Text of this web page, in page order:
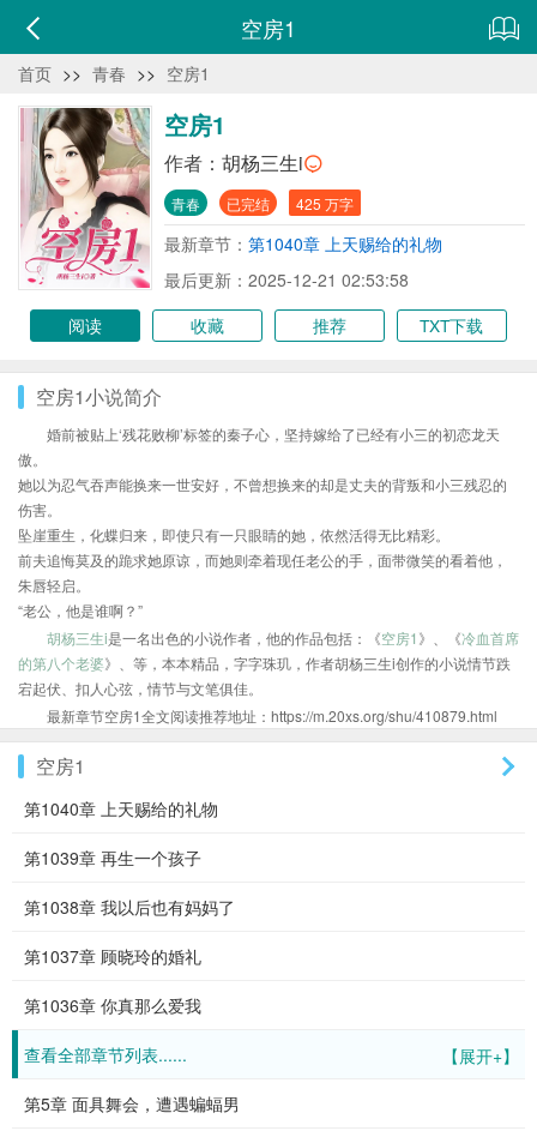
空房1
首页 >> 青春 >> 空房1
空房1
作者： 胡杨三生i
青春 已完结 425 万字
最新章节： 第1040章 上天赐给的礼物
最后更新：2025-12-21 02:53:58
阅读
收藏 推荐 TXT下载
空房1小说简介
婚前被贴上‘残花败柳’标签的秦子心，坚持嫁给了已经有小三的初恋龙天
傲。
她以为忍气吞声能换来一世安好，不曾想换来的却是丈夫的背叛和小三残忍的
伤害。
坠崖重生，化蝶归来，即使只有一只眼睛的她，依然活得无比精彩。
前夫追悔莫及的跪求她原谅，而她则牵着现任老公的手，面带微笑的看着他，
朱唇轻启。
“老公，他是谁啊？”
胡杨三生i是一名出色的小说作者，他的作品包括：《空房1 》、《冷血首席
的第八个老婆》、等，本本精品，字字珠玑，作者胡杨三生i创作的小说情节跌
宕起伏、扣人心弦，情节与文笔俱佳。
最新章节空房1全文阅读推荐地址：https://m.20xs.org/shu/410879.html
空房1
第1040章 上天赐给的礼物
第1039章 再生一个孩子
第1038章 我以后也有妈妈了
第1037章 顾晓玲的婚礼
第1036章 你真那么爱我
【展开+】
查看全部章节列表......
第5章 面具舞会，遭遇蝙蝠男